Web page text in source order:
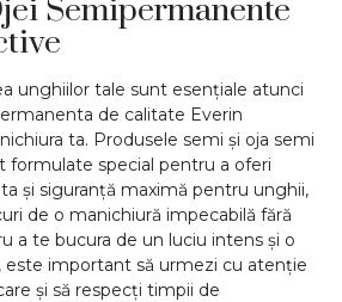
Semipermanente
unghiilor tale sunt esențiale atunci
de calitate Everin
ta. Produsele semi și oja semi
formulate special pentru a oferi
și siguranță maximă pentru unghii,
de o manichiură impecabilă fără
a te bucura de un luciu intens și o
este important să urmezi cu atenție
și să respecți timpii de